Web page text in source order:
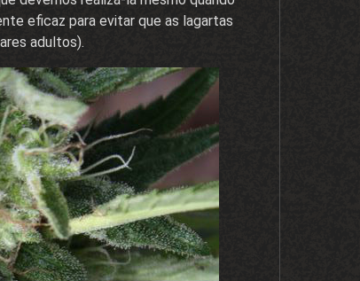
eficaz para evitar que as lagartas
adultos).